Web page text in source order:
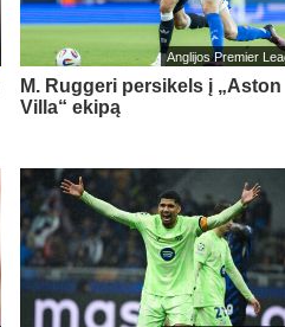
Anglijos Premier
M. Ruggeri persikels į „Aston
Villa“ ekipą